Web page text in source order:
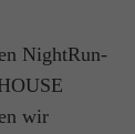
NightRun-
wir